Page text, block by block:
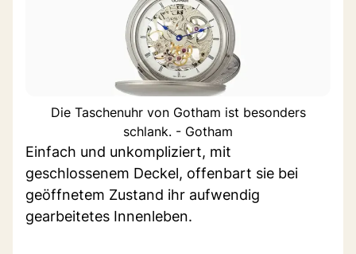
Die Taschenuhr von Gotham ist besonders
schlank. - Gotham
Einfach und unkompliziert, mit
geschlossenem Deckel, offenbart sie bei
geöffnetem Zustand ihr aufwendig
gearbeitetes Innenleben.